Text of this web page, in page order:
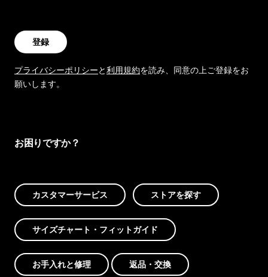
登録
プライバシーポリシーと利用規約を読み、同意の上ご登録をお
願いします。
お困りですか？
カスタマーサービス ストアを探す
サイズチャート・フィットガイド
お手入れと修理 返品・交換